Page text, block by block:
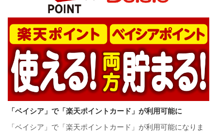
「ベイシア」で「楽天ポイントカード」が利用可能に
「ベイシア」で「楽天ポイントカード」が利用可能になりま